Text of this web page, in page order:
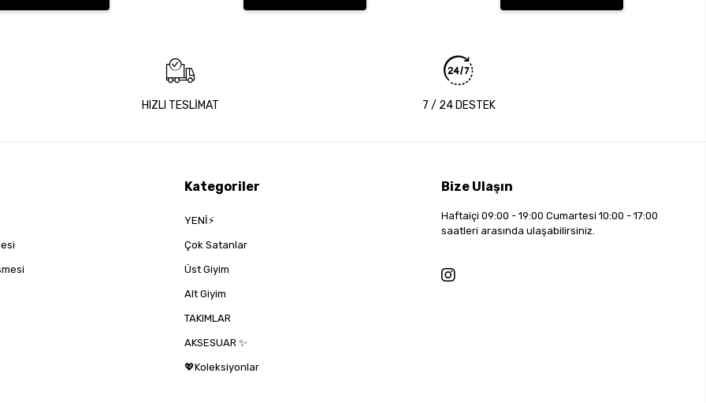
HIZLI TESLİMAT 7 / 24 DESTEK
Kategoriler
YENİ⚡
Çok Satanlar
Üst Giyim
Alt Giyim
TAKIMLAR
AKSESUAR ✨
💖Koleksiyonlar
Bize Ulaşın
Haftaiçi 09:00 - 19:00 Cumartesi 10:00 - 17:00
saatleri arasında ulaşabilirsiniz.